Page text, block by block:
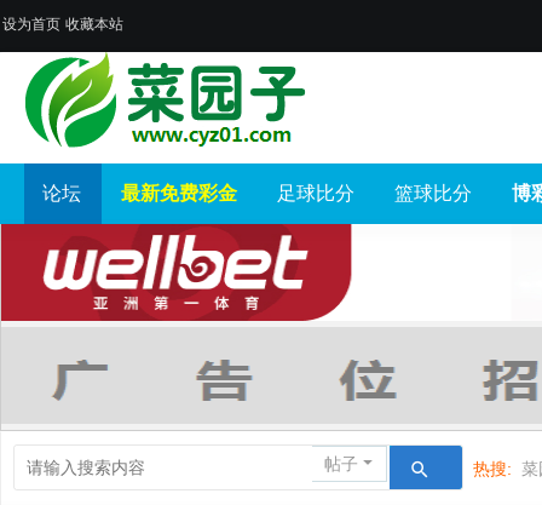
设为首页 收藏本站
论坛 最新免费彩金 足球比分 篮球比分 博
帖子 热搜: